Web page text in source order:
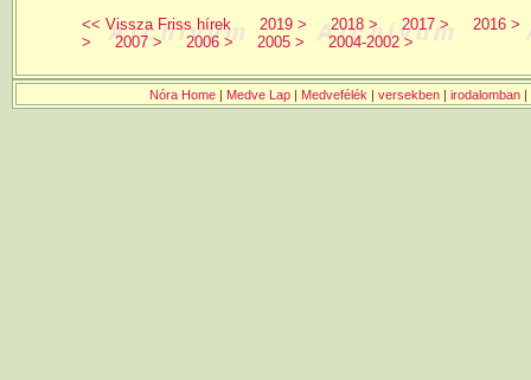
<< Vissza Friss hírek 2019 > 2018 > 2017 >
2016 >
>
2007 > 2006 > 2005 > 2004-2002 >
Nóra Home | Medve Lap | Medvefélék | versekben | irodalomban |